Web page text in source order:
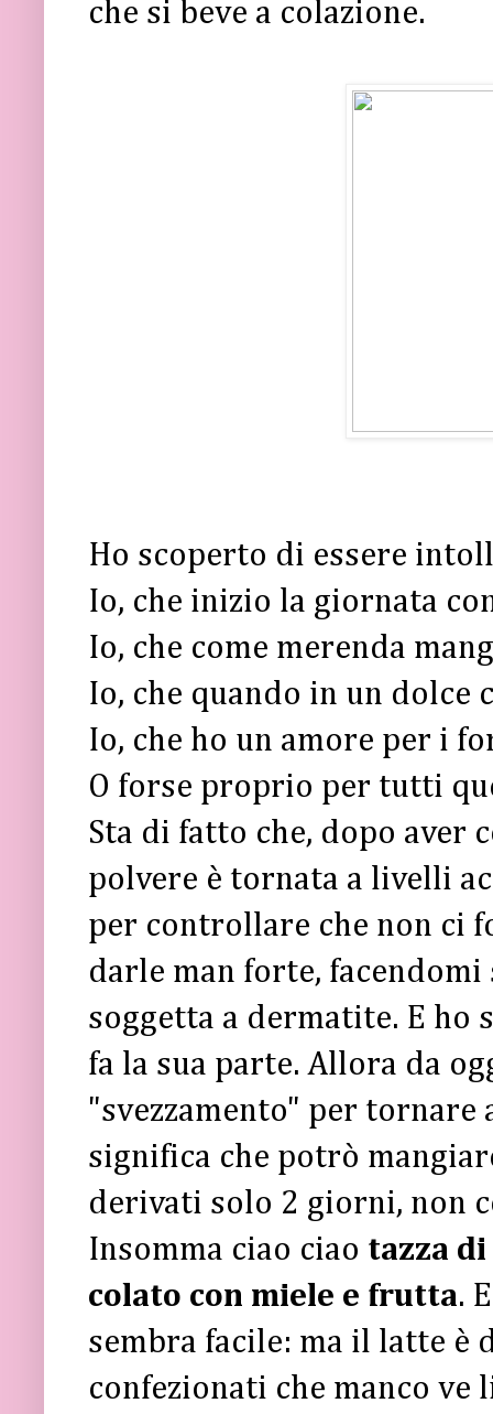
che si beve a colazione.
Ho scoperto di essere
Io, che inizio la giornata
Io, che come merenda
Io, che quando in un
Io, che ho un amore per i
O forse proprio per tutti
Sta di fatto che, dopo aver
polvere è tornata a livelli
per controllare che non ci
darle man forte,
soggetta a dermatite. E ho
fa la sua parte. Allora da
"svezzamento" per
significa che potrò
derivati solo 2 giorni, non
Insomma ciao ciao tazza
colato con miele e frutta.
sembra facile: ma il latte è
confezionati che manco ve